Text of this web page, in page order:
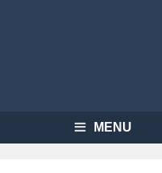
MENU